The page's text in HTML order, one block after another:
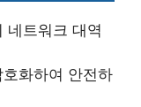
네트워크 대역
화하여 안전하